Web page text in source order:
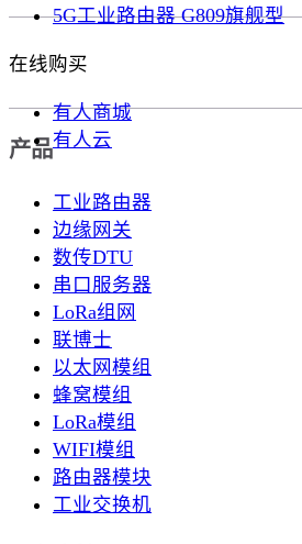
5G工业路由器 G809旗舰型
在线购买
有人商城
有人云
产品
工业路由器
边缘网关
数传DTU
串口服务器
LoRa组网
联博士
以太网模组
蜂窝模组
LoRa模组
WIFI模组
路由器模块
工业交换机